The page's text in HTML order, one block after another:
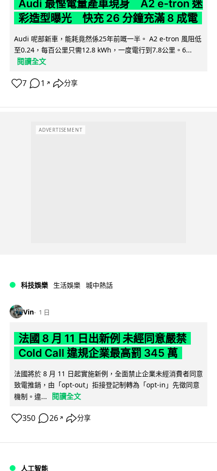
Audi 最慳電量產車現身 A2 e-tron 迷
彩造型曝光 快充 26 分鐘充滿 8 成電
Audi 呢部新車，能耗竟然係25年前嘅一半。 A2 e-tron 風阻低
至0.24，每百公里只需12.8 kWh，一度電行到7.8公里。6...
閱讀全文
7 1 ↗ 分享
ADVERTISEMENT
科技娛樂 生活娛樂 城中熱話
Vin 1 日
法國 8 月 11 日出新例 未經同意嚴禁
Cold Call 違規企業最高罰 345 萬
法國將於 8 月 11 日起實施新例，全面禁止企業未經消費者同意
致電推銷，由「opt-out」拒接登記制轉為「opt-in」先徵同意
機制。違...
閱讀全文
350 26 ↗ 分享
人工智能